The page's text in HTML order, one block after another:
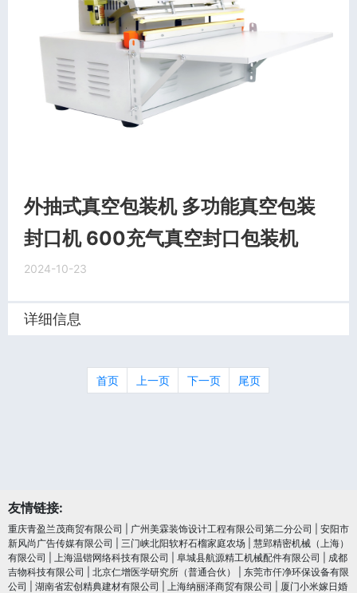
外抽式真空包装机 多功能真空包装
封口机 600充气真空封口包装机
2024-10-23
详细信息
首页 上一页 下一页 尾页
友情链接:
重庆青盈兰茂商贸有限公司 广州美霖装饰设计工程有限公司第二分公司
安阳市
新风尚广告传媒有限公司
三门峡北阳软籽石榴家庭农场
慧郢精密机械（上海）
有限公司
上海温锴网络科技有限公司 阜城县航源精工机械配件有限公司
成都
吉物科技有限公司
北京仁增医学研究所（普通合伙）
东莞市仟净环保设备有限
公司
湖南省宏创精典建材有限公司 上海纳丽泽商贸有限公司
厦门小米嫁日婚